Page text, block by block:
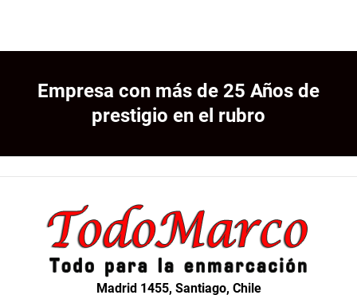
Empresa con más de 25 Años de
prestigio en el rubro
Madrid 1455, Santiago, Chile